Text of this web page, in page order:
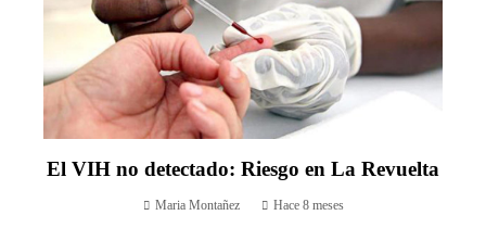
El VIH no detectado: Riesgo en La Revuelta
Maria Montañez Hace 8 meses